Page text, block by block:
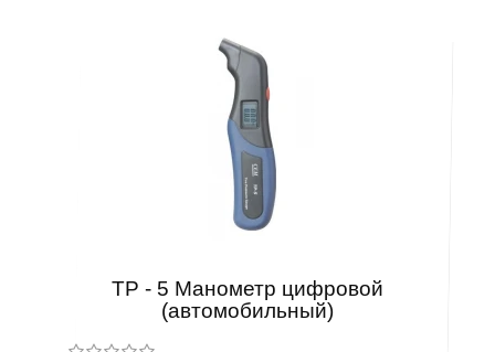
TP - 5 Манометр цифровой
(автомобильный)